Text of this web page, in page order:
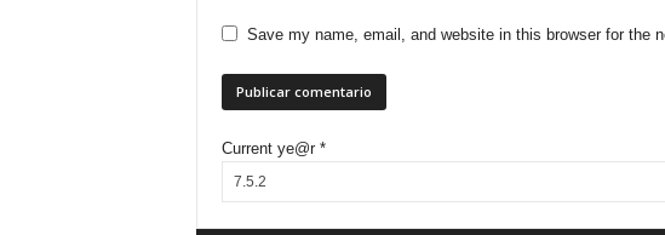
Save my name, email, and website in this browser for the
Current ye@r *